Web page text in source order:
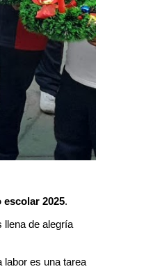
escolar 2025.
llena de alegría
labor es una tarea